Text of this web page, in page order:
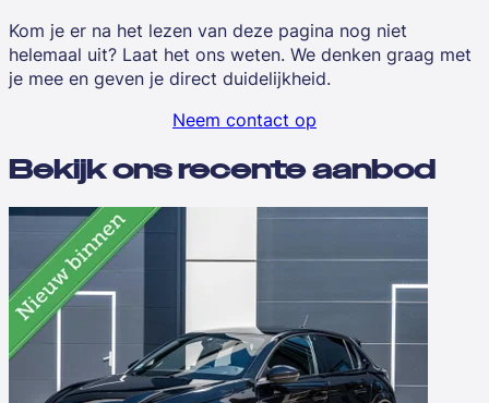
Kom je er na het lezen van deze pagina nog niet
helemaal uit? Laat het ons weten. We denken graag met
je mee en geven je direct duidelijkheid.
Neem contact op
Bekijk ons recente aanbod